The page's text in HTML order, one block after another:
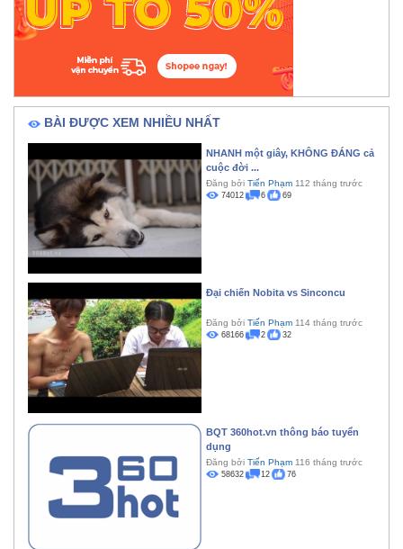
BÀI ĐƯỢC XEM NHIỀU NHẤT
NHANH một giây, KHÔNG ĐÁNG cả
cuộc đời ...
Đăng bởi Tiến Phạm 112 tháng trước
74012 6 69
Đại chiến Nobita vs Sinconcu
Đăng bởi Tiến Phạm 114 tháng trước
68166 2 32
BQT 360hot.vn thông báo tuyển
dụng
Đăng bởi Tiến Phạm 116 tháng trước
58632 12 76